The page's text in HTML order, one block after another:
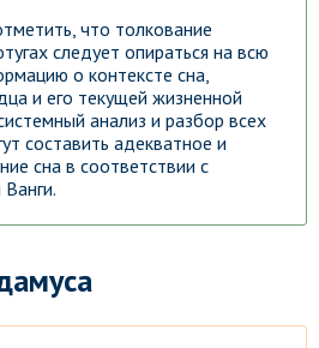
что толкование
следует опираться на всю
о контексте сна,
и его текущей жизненной
анализ и разбор всех
составить адекватное и
сна в соответствии с